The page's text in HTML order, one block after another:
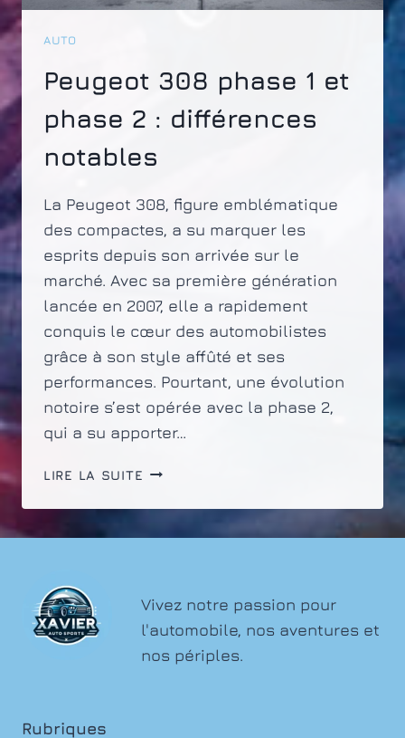
AUTO
Peugeot 308 phase 1 et
phase 2 : différences
notables
La Peugeot 308, figure emblématique
des compactes, a su marquer les
esprits depuis son arrivée sur le
marché. Avec sa première génération
lancée en 2007, elle a rapidement
conquis le cœur des automobilistes
grâce à son style affûté et ses
performances. Pourtant, une évolution
notoire s’est opérée avec la phase 2,
qui a su apporter…
LIRE LA SUITE PEUGEOT
PHASE
2
DIFFÉRENCES
NOTABLES
Vivez notre passion pour
l'automobile, nos aventures et
nos périples.
Rubriques